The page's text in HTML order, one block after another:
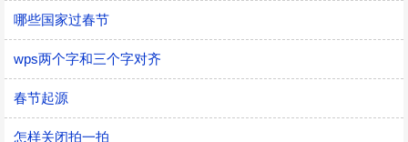
哪些国家过春节
wps两个字和三个字对齐
春节起源
怎样关闭拍一拍